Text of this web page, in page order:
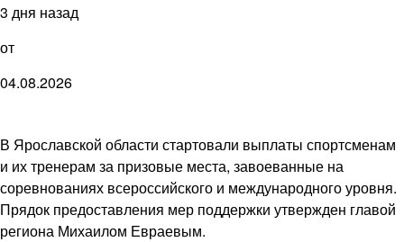
3 дня назад
от
04.08.2026
В Ярославской области стартовали выплаты спортсменам
и их тренерам за призовые места, завоеванные на
соревнованиях всероссийского и международного уровня.
Прядок предоставления мер поддержки утвержден главой
региона Михаилом Евраевым.